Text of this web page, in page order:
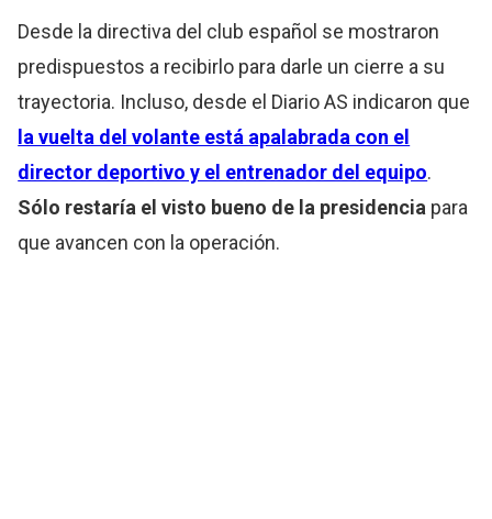
Desde la directiva del club español se mostraron
predispuestos a recibirlo para darle un cierre a su
trayectoria. Incluso, desde el Diario AS indicaron que
la vuelta del volante está apalabrada con el
director deportivo y el entrenador del equipo.
Sólo restaría el visto bueno de la presidencia para
que avancen con la operación.